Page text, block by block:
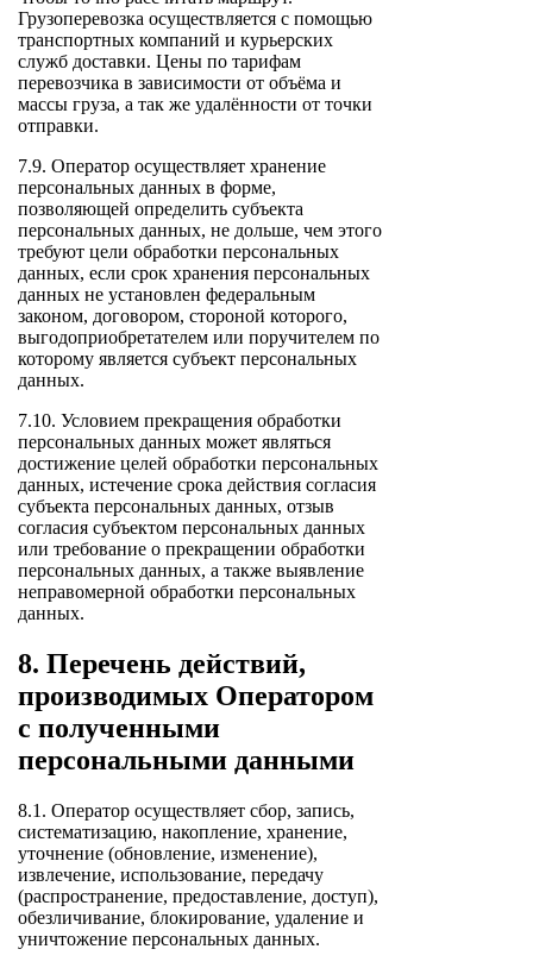
Грузоперевозка осуществляется с помощью
транспортных компаний и курьерских
служб доставки. Цены по тарифам
перевозчика в зависимости от объёма и
массы груза, а так же удалённости от точки
отправки.
7.9. Оператор осуществляет хранение
персональных данных в форме,
позволяющей определить субъекта
персональных данных, не дольше, чем этого
требуют цели обработки персональных
данных, если срок хранения персональных
данных не установлен федеральным
законом, договором, стороной которого,
выгодоприобретателем или поручителем по
которому является субъект персональных
данных.
7.10. Условием прекращения обработки
персональных данных может являться
достижение целей обработки персональных
данных, истечение срока действия согласия
субъекта персональных данных, отзыв
согласия субъектом персональных данных
или требование о прекращении обработки
персональных данных, а также выявление
неправомерной обработки персональных
данных.
8. Перечень действий,
производимых Оператором
с полученными
персональными данными
8.1. Оператор осуществляет сбор, запись,
систематизацию, накопление, хранение,
уточнение (обновление, изменение),
извлечение, использование, передачу
(распространение, предоставление, доступ),
обезличивание, блокирование, удаление и
уничтожение персональных данных.